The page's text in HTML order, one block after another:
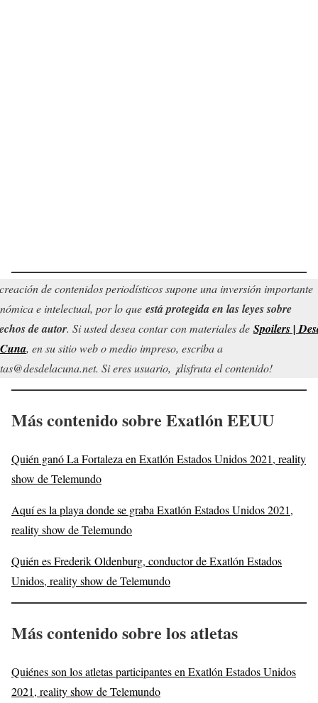
de contenidos periodísticos supone una inversión importante
e intelectual, por lo que está protegida en las leyes sobre
de autor. Si usted desea contar con materiales de Spoilers |
, en su sitio web o medio impreso, escriba a
Si eres usuario, ¡disfruta el contenido!
Más contenidosobre Exatlón EEUU
Quién ganó La Fortaleza en Exatlón Estados Unidos 2021, reality
show de Telemundo
Aquí es la playa donde se graba Exatlón Estados Unidos 2021,
reality show de Telemundo
Quién es Frederik Oldenburg, conductor de Exatlón Estados
Unidos, reality show de Telemundo
Más contenido sobre los atletas
Quiénes son los atletas participantes en Exatlón Estados Unidos
2021, reality show de Telemundo